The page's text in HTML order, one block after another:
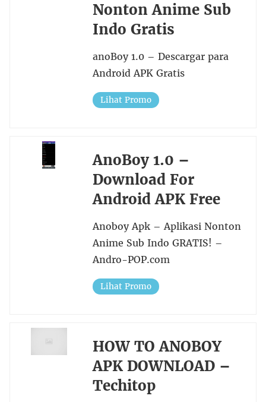
Nonton Anime Sub
Indo Gratis
anoBoy 1.0 – Descargar para
Android APK Gratis
Lihat Promo
AnoBoy 1.0 –
Download For
Android APK Free
Anoboy Apk – Aplikasi Nonton
Anime Sub Indo GRATIS! –
Andro-POP.com
Lihat Promo
HOW TO ANOBOY
APK DOWNLOAD –
Techitop